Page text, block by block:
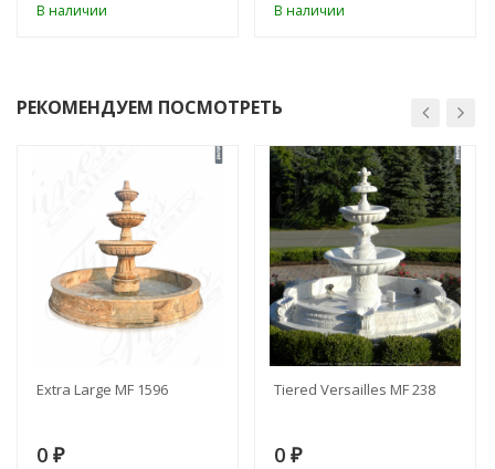
В наличии В наличии
РЕКОМЕНДУЕМ ПОСМОТРЕТЬ
Extra Large MF 1596
0 ₽
Tiered Versailles MF 238
0 ₽